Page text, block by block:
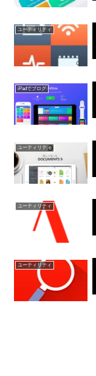
ユーティリティ
iPadでブログ
ユーティリティ
ユーティリティ
ユーティリティ